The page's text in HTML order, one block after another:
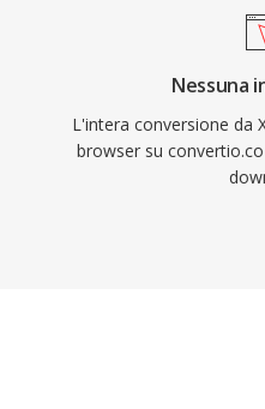
Nessuna
L'intera conversione da
browser su